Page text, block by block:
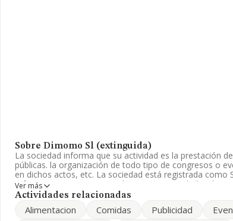
Sobre Dimomo Sl (extinguida)
La sociedad informa que su actividad es la prestación
públicas. la organización de todo tipo de congresos o
en dichos actos, etc. La sociedad está registrada como
referencia CNAE corresponde a 'Otras actividades de
Código es 8299. No realiza actividad de importación y/o
La empresaDimomo S.L (extinguida), CIF
Ver más
Actividades relacionadas
Alimentacion Comidas Publicidad